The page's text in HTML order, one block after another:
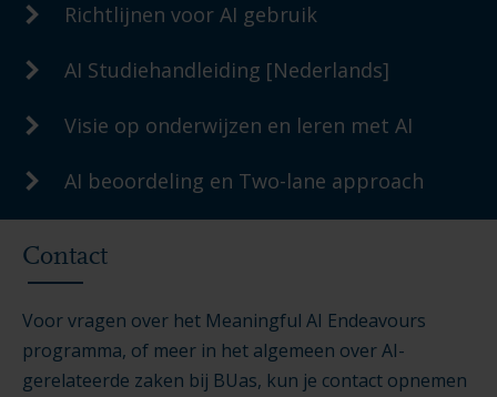
Richtlijnen voor AI gebruik
AI Studiehandleiding [Nederlands]
Visie op onderwijzen en leren met AI
AI beoordeling en Two-lane approach
Contact
Voor vragen over het Meaningful AI Endeavours
programma, of meer in het algemeen over AI-
gerelateerde zaken bij BUas, kun je contact opnemen